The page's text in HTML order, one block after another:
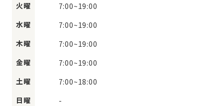
火曜
7:00~19:00
水曜
7:00~19:00
木曜
7:00~19:00
金曜
7:00~19:00
土曜
7:00~18:00
日曜
-